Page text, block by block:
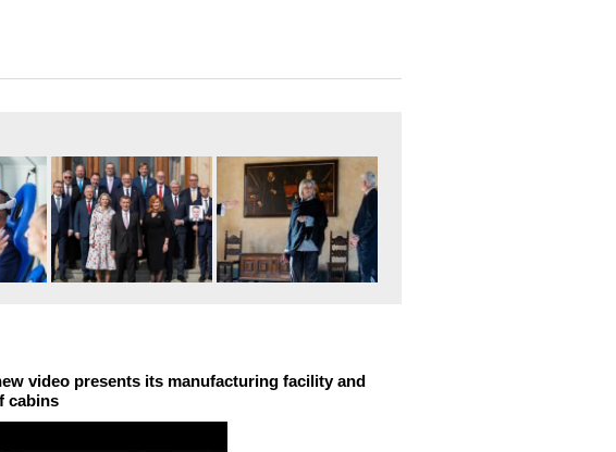
video presents its manufacturing facility and
cabins